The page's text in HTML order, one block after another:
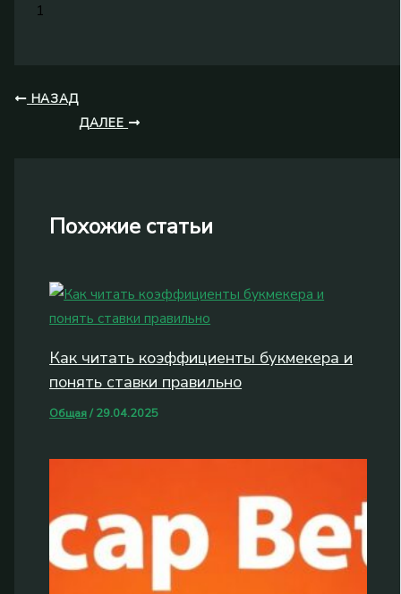
1
НАЗАД
ДАЛЕЕ
Похожие статьи
Как читать коэффициенты букмекера и
понять ставки правильно
Общая/ 29.04.2025